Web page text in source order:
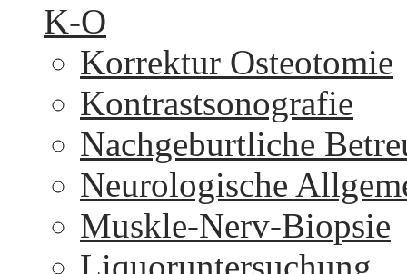
K-O
Korrektur Osteotomie
Kontrastsonografie
Nachgeburtliche
Neurologische
Muskle-Nerv-Biopsie
Liquoruntersuchung